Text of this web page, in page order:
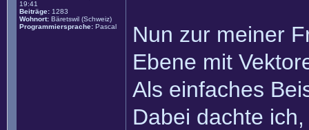
19:41
Beiträge: 1283
Wohnort: Bäretswil (Schweiz)
Programmiersprache: Pascal
Nun zur meiner
Ebene mit
Als einfaches
Dabei dachte